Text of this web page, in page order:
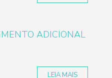
ADICIONAL
LEIA MAIS